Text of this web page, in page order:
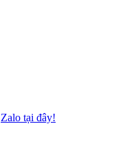
Zalo tại đây!